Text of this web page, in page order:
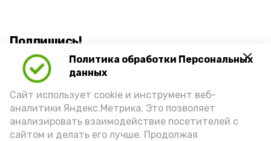
Политика обработки Персональных
данных
Сайт использует cookie и инструмент веб-
аналитики Яндекс.Метрика. Это позволяет
анализировать взаимодействие посетителей с
сайтом и делать его лучше. Продолжая
Подпишись!
А24 в MAX А24 в Вконтакте